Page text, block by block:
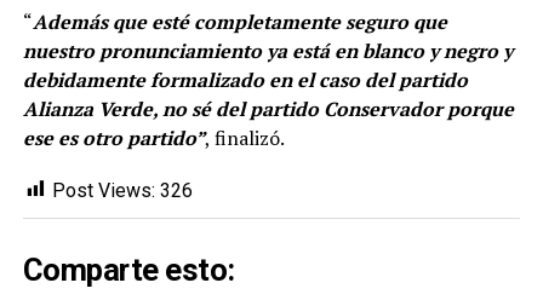
“Además que esté completamente seguro que
nuestro pronunciamiento ya está en blanco y negro y
debidamente formalizado en el caso del partido
Alianza Verde, no sé del partido Conservador porque
ese es otro partido”, finalizó.
Post Views: 326
Comparte esto: